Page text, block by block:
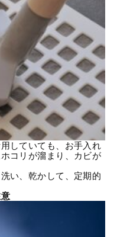
していても、お手入れ
コリが溜まり、カビが
い、乾かして、定期的